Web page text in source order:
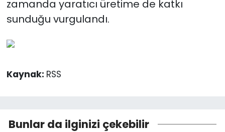
zamanda yaratıcı üretime de katkı
sunduğu vurgulandı.
Kaynak: RSS
Bunlar da ilginizi çekebilir